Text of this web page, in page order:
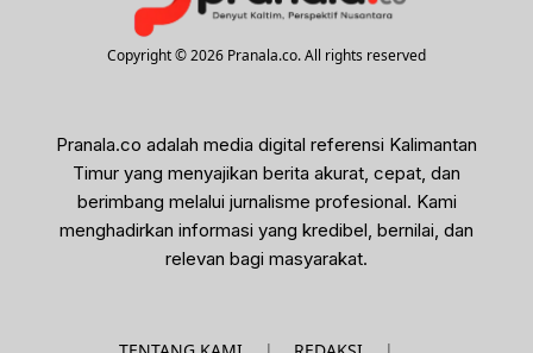
Copyright © 2026 Pranala.co. All rights reserved
Pranala.co adalah media digital referensi Kalimantan
Timur yang menyajikan berita akurat, cepat, dan
berimbang melalui jurnalisme profesional. Kami
menghadirkan informasi yang kredibel, bernilai, dan
relevan bagi masyarakat.